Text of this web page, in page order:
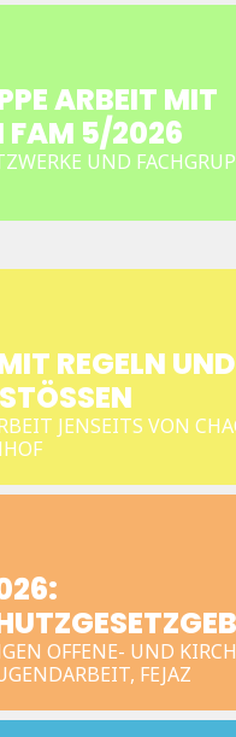
ARBEIT MIT
FAM 5/2026
UND
REGELN UND
JENSEITS VON
OFFENE- UND
FEJAZ